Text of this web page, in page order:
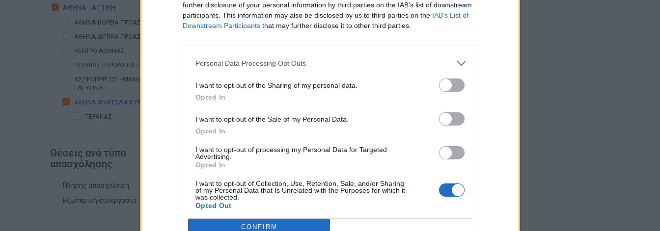
further disclosure of your personal information by third parties on the IAB’s list of downstream
participants. This information may also be disclosed by us to third parties on the IAB’s List of
Downstream Participants that may further disclose it to other third parties.
Personal Data Processing Opt Outs
I want to opt-out of the Sharing of my personal data.
Opted In
I want to opt-out of the Sale of my Personal Data.
Opted In
I want to opt-out of processing my Personal Data for Targeted
Advertising.
Opted In
I want to opt-out of Collection, Use, Retention, Sale, and/or Sharing
of my Personal Data that Is Unrelated with the Purposes for which it
was collected.
Opted Out
CONFIRM
ΑΘΗΝΑ - ΑΤΤΙΚΗ
ΑΘΗΝΑ ΒΟΡΕΙΑ ΠΡΟΑΣΤΙΑ
ΑΘΗΝΑ ΔΥΤΙΚΑ ΠΡΟΑΣΤΙΑ
ΚΕΝΤΡΟ ΑΘΗΝΑΣ
ΠΕΙΡΑΙΑΣ | ΠΡΟΑΣΤΙΑ ΠΕΙΡΑΙΑ
ΑΣΠΡΟΠΥΡΓΟΣ - ΜΑΝΔΡΑ -
ΕΛΕΥΣΙΝΑ
ΑΘΗΝΑ ΑΝΑΤΟΛΙΚΑ ΠΡΟΑΣΤΙΑ
ΓΕΡΑΚΑΣ
Θέσεις ανά τύπο
απασχόλησης
Πλήρης απασχόληση
Εξωτερική συνεργασία